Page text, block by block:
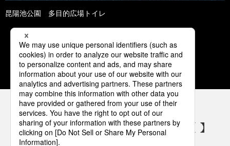
昆陽池公園 多目的広場トイレ
1 2 3 4 5
パナソニックの電気設備 SNSアカウント